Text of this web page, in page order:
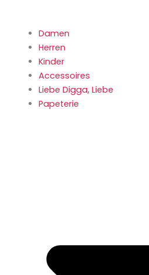
Damen
Herren
Kinder
Accessoires
Liebe Digga, Liebe
Papeterie